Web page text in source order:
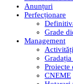
Anunțuri
Perfecționare
Grade
Management
Proiecte
CNEME